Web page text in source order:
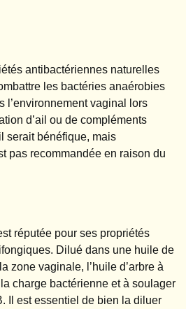
antibactériennes naturelles
les bactéries anaérobies
l’environnement vaginal lors
d’ail ou de compléments
serait bénéfique, mais
pas recommandée en raison du
réputée pour ses propriétés
Dilué dans une huile de
zone vaginale, l’huile d’arbre à
charge bactérienne et à soulager
Il est essentiel de bien la diluer